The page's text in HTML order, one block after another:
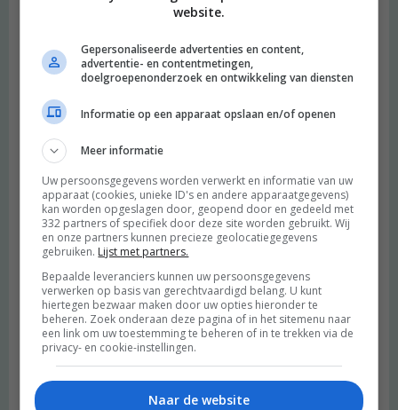
Naam*
E-mail*
Mijn naam, e-mail en site opslaan in deze browser voor de
volgende keer wanneer ik een reactie plaats.
website.
Gepersonaliseerde advertenties en content,
advertentie- en contentmetingen,
doelgroepenonderzoek en ontwikkeling van diensten
Informatie op een apparaat opslaan en/of openen
Meer informatie
Uw persoonsgegevens worden verwerkt en informatie van uw
apparaat (cookies, unieke ID's en andere apparaatgegevens)
kan worden opgeslagen door, geopend door en gedeeld met
332 partners of specifiek door deze site worden gebruikt. Wij
en onze partners kunnen precieze geolocatiegegevens
gebruiken. Lijst met partners.
Bepaalde leveranciers kunnen uw persoonsgegevens
verwerken op basis van gerechtvaardigd belang. U kunt
hiertegen bezwaar maken door uw opties hieronder te
beheren. Zoek onderaan deze pagina of in het sitemenu naar
een link om uw toestemming te beheren of in te trekken via de
privacy- en cookie-instellingen.
Naar de website